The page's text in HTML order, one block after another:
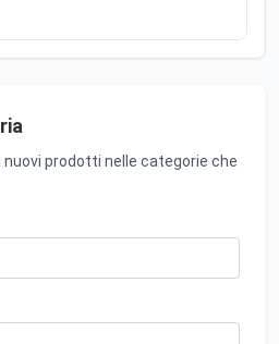
nuovi prodotti nelle categorie che